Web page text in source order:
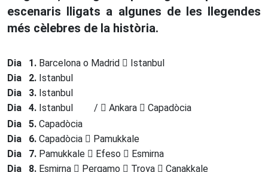
escenaris lligats a algunes de les llegendes
més cèlebres de la història.
Dia 1. Barcelona o Madrid
Istanbul
Dia 2. Istanbul
Dia 3. Istanbul
Dia 4. Istanbul / Ankara
Capadòcia
Dia 5. Capadòcia
Dia 6. Capadòcia
Pamukkale
Dia 7. Pamukkale Efeso
Esmirna
Dia 8. Esmirna Pergamo Troya
Canakkale